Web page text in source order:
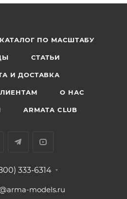
КАТАЛОГ ПО МАСШТАБУ
СТАТЬИ
И ДОСТАВКА
О НАС
ARMATA CLUB
333-6314
models.ru